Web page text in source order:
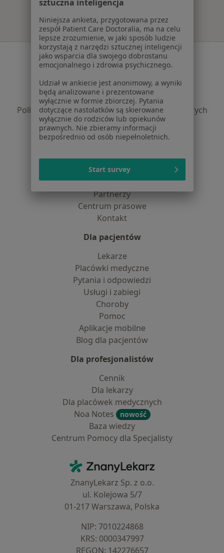
Serwis
Polityka prywatności pacjentów
Polityka prywatności profesjonalistów
Polityka prywatności dla profesjonalistów, których
dane pozyskaliśmy samodzielnie
Polityka cookies
Dostępność
O nas
Praca Rekrutujemy!
Partnerzy
Centrum prasowe
Kontakt
Dla pacjentów
Lekarze
Placówki medyczne
Pytania i odpowiedzi
Usługi i zabiegi
Choroby
Pomoc
Aplikacje mobilne
Blog dla pacjentów
Dla profesjonalistów
Cennik
Dla lekarzy
Dla placówek medycznych
Noa Notes
nowość
Baza wiedzy
Centrum Pomocy dla Specjalisty
ZnanyLekarz - Strona główna
ZnanyLekarz Sp. z o.o.
ul. Kolejowa 5/7
01-217 Warszawa, Polska
NIP: ⁠7010224868
KRS: ⁠0000347997
REGON: ⁠142276657
sztuczna inteligencja
Niniejsza ankieta, przygotowana przez
zespół Patient Care Doctoralia, ma na celu
lepsze zrozumienie, w jaki sposób ludzie
korzystają z narzędzi sztucznej inteligencji
jako wsparcia dla swojego dobrostanu
emocjonalnego i zdrowia psychicznego.
Udział w ankiecie jest anonimowy, a wyniki
będą analizowane i prezentowane
wyłącznie w formie zbiorczej. Pytania
dotyczące nastolatków są skierowane
wyłącznie do rodziców lub opiekunów
prawnych. Nie zbieramy informacji
bezpośrednio od osób niepełnoletnich.
Start survey